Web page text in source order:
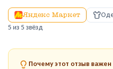
Яндекс Маркет
5 из 5 звёзд
Почему этот отзыв важен